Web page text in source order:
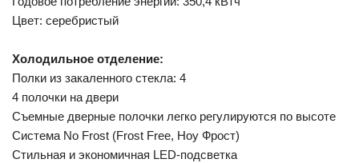
Цвет: серебристый
Холодильное отделение:
Полки из закаленного стекла: 4
4 полочки на двери
Съемные дверные полочки легко регулируются по высоте
Система No Frost (Frost Free, Ноу Фрост)
Стильная и экономичная LED-подсветка